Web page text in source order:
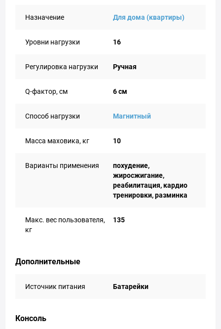
Назначение Для дома (квартиры)
Уровни нагрузки 16
Регулировка нагрузки Ручная
Q-фактор, см 6 см
Способ нагрузки Магнитный
Масса маховика, кг 10
Варианты применения
похудение,
жиросжигание,
реабилитация, кардио
тренировки, разминка
Макс. вес пользователя,
кг
135
Дополнительные
Источник питания Батарейки
Консоль